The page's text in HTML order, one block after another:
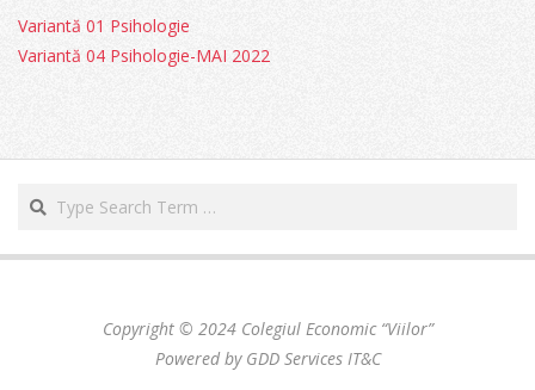
Variantă 01 Psihologie
Variantă 04 Psihologie-MAI 2022
Copyright © 2024 Colegiul Economic “Viilor”
Powered by GDD Services IT&C